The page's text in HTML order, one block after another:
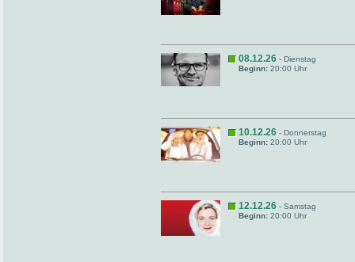
08.12.26 - Dienstag
Beginn: 20:00 Uhr
10.12.26 - Donnerstag
Beginn: 20:00 Uhr
12.12.26 - Samstag
Beginn: 20:00 Uhr